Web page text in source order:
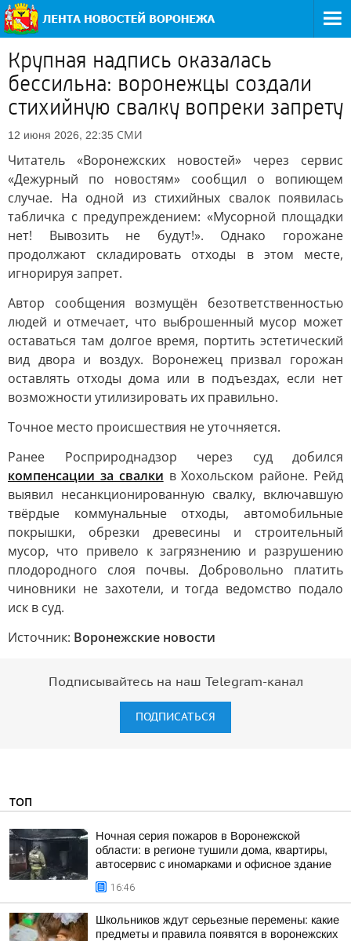
Крупная надпись оказалась
бессильна: воронежцы создали
стихийную свалку вопреки запрету
12 июня 2026, 22:35 СМИ
Читатель «Воронежских новостей» через сервис
«Дежурный по новостям» сообщил о вопиющем
случае. На одной из стихийных свалок появилась
табличка с предупреждением: «Мусорной площадки
нет! Вывозить не будут!». Однако горожане
продолжают складировать отходы в этом месте,
игнорируя запрет.
Автор сообщения возмущён безответственностью
людей и отмечает, что выброшенный мусор может
оставаться там долгое время, портить эстетический
вид двора и воздух. Воронежец призвал горожан
оставлять отходы дома или в подъездах, если нет
возможности утилизировать их правильно.
Точное место происшествия не уточняется.
Ранее Росприроднадзор через суд добился
компенсации за свалки в Хохольском районе. Рейд
выявил несанкционированную свалку, включавшую
твёрдые коммунальные отходы, автомобильные
покрышки, обрезки древесины и строительный
мусор, что привело к загрязнению и разрушению
плодородного слоя почвы. Добровольно платить
чиновники не захотели, и тогда ведомство подало
иск в суд.
Источник: Воронежские новости
Подписывайтесь на наш Telegram-канал
ПОДПИСАТЬСЯ
ТОП
Ночная серия пожаров в Воронежской
области: в регионе тушили дома, квартиры,
автосервис с иномарками и офисное здание
16:46
Школьников ждут серьезные перемены: какие
предметы и правила появятся в воронежских